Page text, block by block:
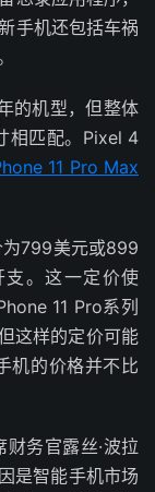
手机还包括车祸
的机型，但整体
相匹配。Pixel 4
11 Pro Max
为799美元或899
。这一定价使
11 Pro系列
这样的定价可能
机的价格并不比
务官露丝·波拉
是智能手机市场